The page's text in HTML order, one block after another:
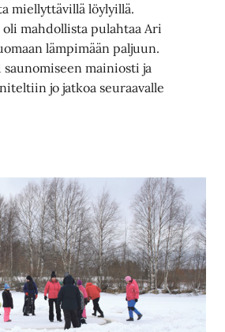
miellyttävillä löylyillä.
oli mahdollista pulahtaa Ari
lämpimään paljuun.
mainiosti ja
jo jatkoa seuraavalle